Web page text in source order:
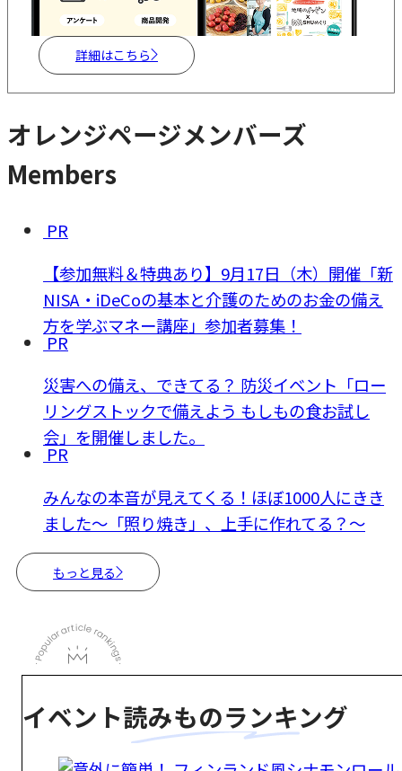
詳細はこちら
オレンジページメンバーズ
Members
PR
【参加無料＆特典あり】9月17日（木）開催「新
NISA・iDeCoの基本と介護のためのお金の備え
方を学ぶマネー講座」参加者募集！
PR
災害への備え、できてる？ 防災イベント「ロー
リングストックで備えよう もしもの食お試し
会」を開催しました。
PR
みんなの本音が見えてくる！ほぼ1000人にきき
ました～「照り焼き」、上手に作れてる？～
もっと見る
イベント読みものランキング